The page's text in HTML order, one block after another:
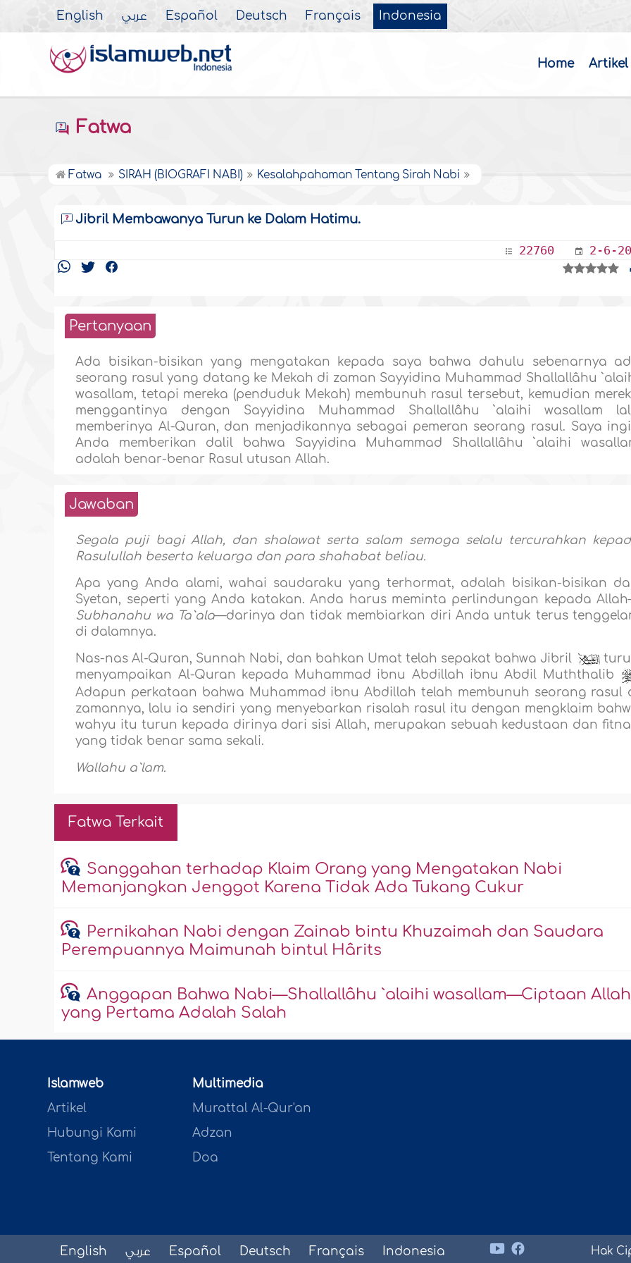
English عربي Español Deutsch Français Indonesia
Home Artikel
Fatwa
Fatwa SIRAH (BIOGRAFI NABI) Kesalahpahaman Tentang Sirah Nabi
Jibril Membawanya Turun ke Dalam Hatimu.
22760 2-6-
Pertanyaan
Ada bisikan-bisikan yang mengatakan kepada saya bahwa dahulu sebenarnya
seorang rasul yang datang ke Mekah di zaman Sayyidina Muhammad Shallallâhu
wasallam, tetapi mereka (penduduk Mekah) membunuh rasul tersebut, kemudian
menggantinya dengan Sayyidina Muhammad Shallallâhu `alaihi wasallam
memberinya Al-Quran, dan menjadikannya sebagai pemeran seorang rasul. Saya
Anda memberikan dalil bahwa Sayyidina Muhammad Shallallâhu `alaihi
adalah benar-benar Rasul utusan Allah.
Jawaban
Segala puji bagi Allah, dan shalawat serta salam semoga selalu tercurahkan
Rasulullah beserta keluarga dan para shahabat beliau.
Apa yang Anda alami, wahai saudaraku yang terhormat, adalah bisikan-bisikan
Syetan, seperti yang Anda katakan. Anda harus meminta perlindungan kepada
Subhanahu wa Ta`ala—darinya dan tidak membiarkan diri Anda untuk terus
di dalamnya.
Nas-nas Al-Quran, Sunnah Nabi, dan bahkan Umat telah sepakat bahwa Jibril `
menyampaikan Al-Quran kepada Muhammad ibnu Abdillah ibnu Abdil Muththalib
Adapun perkataan bahwa Muhammad ibnu Abdillah telah membunuh seorang rasul
zamannya, lalu ia sendiri yang menyebarkan risalah rasul itu dengan mengklaim
wahyu itu turun kepada dirinya dari sisi Allah, merupakan sebuah kedustaan dan
yang tidak benar sama sekali.
Wallahu a`lam.
Fatwa Terkait
Sanggahan terhadap Klaim Orang yang Mengatakan Nabi
Memanjangkan Jenggot Karena Tidak Ada Tukang Cukur
Pernikahan Nabi dengan Zainab bintu Khuzaimah dan Saudara
Perempuannya Maimunah bintul Hârits
Anggapan Bahwa Nabi—Shallallâhu `alaihi wasallam—Ciptaan Allah
yang Pertama Adalah Salah
Islamweb
Artikel
Hubungi Kami
Tentang Kami
Multimedia
Murattal Al-Qur'an
Adzan
Doa
English عربي Español Deutsch Français Indonesia Hak